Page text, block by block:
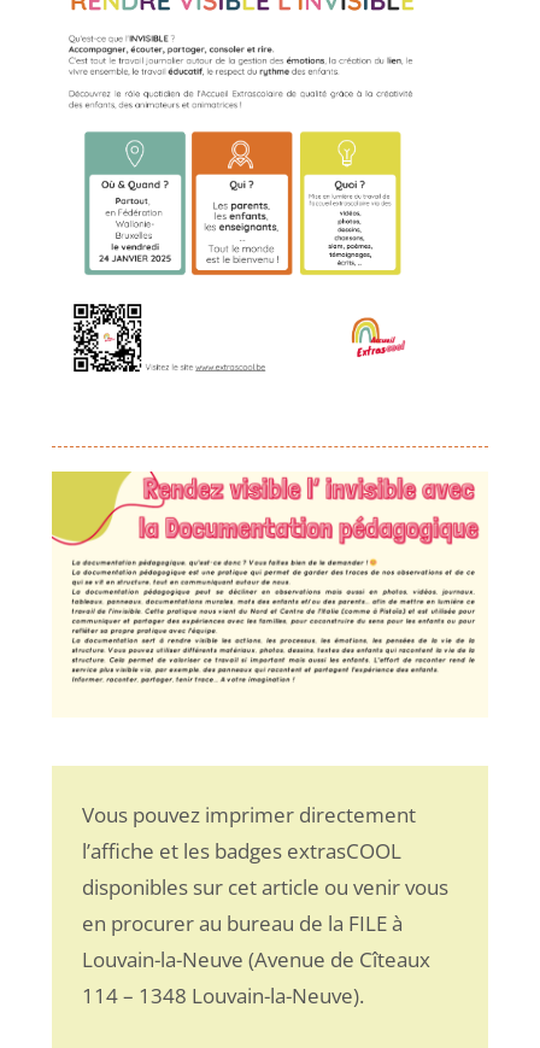
Vous pouvez imprimer directement
l’affiche et les badges extrasCOOL
disponibles sur cet article ou venir vous
en procurer au bureau de la FILE à
Louvain-la-Neuve (Avenue de Cîteaux
114 – 1348 Louvain-la-Neuve).